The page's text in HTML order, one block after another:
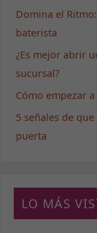
Domina el
baterista
¿Es mejor abrir
sucursal?
Cómo empezar
5 señales de
puerta
LO MÁS